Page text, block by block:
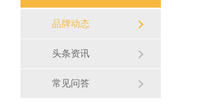
品牌动态
头条资讯
常见问答